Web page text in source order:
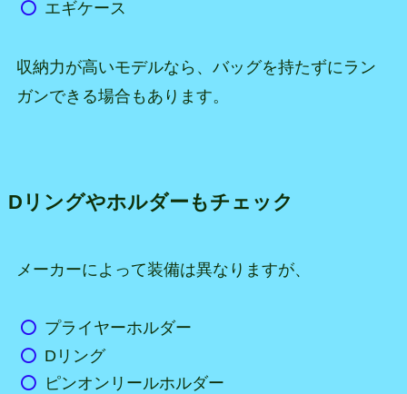
エギケース
収納力が高いモデルなら、バッグを持たずにラン
ガンできる場合もあります。
Dリングやホルダーもチェック
メーカーによって装備は異なりますが、
プライヤーホルダー
Dリング
ピンオンリールホルダー